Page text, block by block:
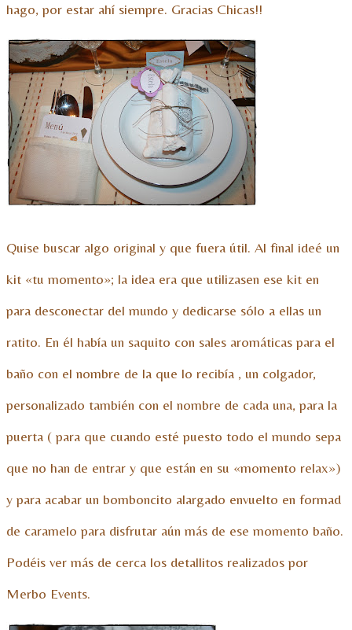
hago, por estar ahí siempre. Gracias Chicas!!
Quise buscar algo original y que fuera útil. Al final ideé un
kit «tu momento»; la idea era que utilizasen ese kit en
para desconectar del mundo y dedicarse sólo a ellas un
ratito. En él había un saquito con sales aromáticas para el
baño con el nombre de la que lo recibía , un colgador,
personalizado también con el nombre de cada una, para la
puerta ( para que cuando esté puesto todo el mundo sepa
que no han de entrar y que están en su «momento relax»)
y para acabar un bomboncito alargado envuelto en formad
de caramelo para disfrutar aún más de ese momento baño.
Podéis ver más de cerca los detallitos realizados por
Merbo Events.